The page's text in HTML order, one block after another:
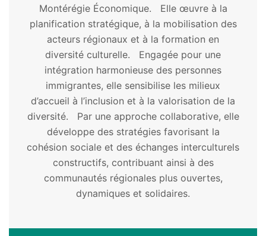
Montérégie Économique. Elle œuvre à la
planification stratégique, à la mobilisation des
acteurs régionaux et à la formation en
diversité culturelle. Engagée pour une
intégration harmonieuse des personnes
immigrantes, elle sensibilise les milieux
d’accueil à l’inclusion et à la valorisation de la
diversité. Par une approche collaborative, elle
développe des stratégies favorisant la
cohésion sociale et des échanges interculturels
constructifs, contribuant ainsi à des
communautés régionales plus ouvertes,
dynamiques et solidaires.